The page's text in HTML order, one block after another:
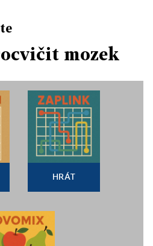
mozek
HRÁT